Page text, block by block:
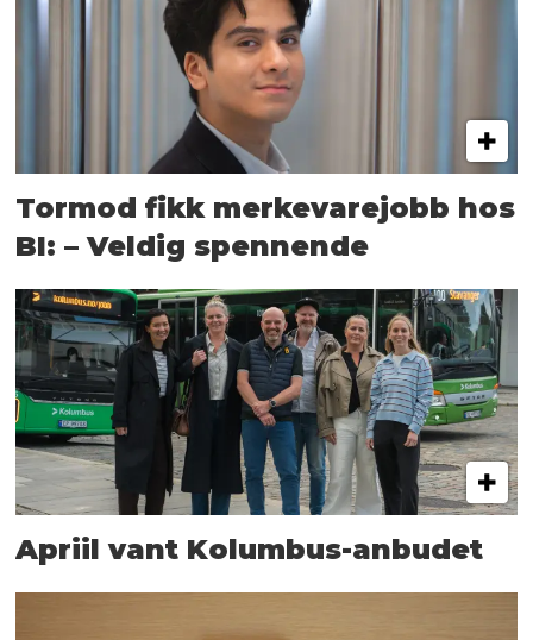
Tormod fikk merkevarejobb hos
BI: – Veldig spennende
Apriil vant Kolumbus-anbudet